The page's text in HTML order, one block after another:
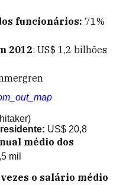
funcionários: 71%
2012: US$ 1,2 bilhões
US$ 20,8
médio dos
mil
vezes o salário médio